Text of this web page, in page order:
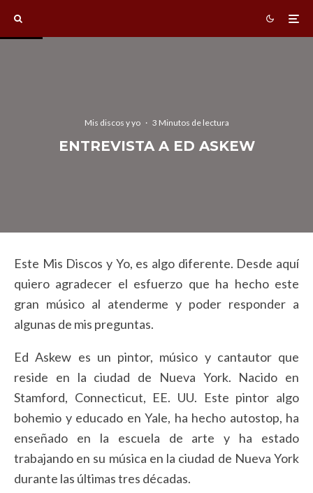
Mis discos y yo · 3 Minutos de lectura
ENTREVISTA A ED ASKEW
Este Mis Discos y Yo, es algo diferente. Desde aquí
quiero agradecer el esfuerzo que ha hecho este
gran músico al atenderme y poder responder a
algunas de mis preguntas.
Ed Askew es un pintor, músico y cantautor que
reside en la ciudad de Nueva York. Nacido en
Stamford, Connecticut, EE. UU. Este pintor algo
bohemio y educado en Yale, ha hecho autostop, ha
enseñado en la escuela de arte y ha estado
trabajando en su música en la ciudad de Nueva York
durante las últimas tres décadas.